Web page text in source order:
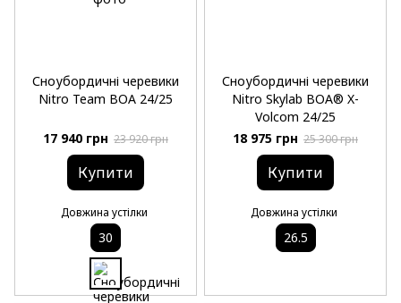
Сноубордичні черевики
Nitro Team BOA 24/25
17 940 грн 23 920 грн
Купити
Довжина устілки
30
Сноубордичні черевики
Nitro Skylab BOA® X-
Volcom 24/25
18 975 грн 25 300 грн
Купити
Довжина устілки
26.5